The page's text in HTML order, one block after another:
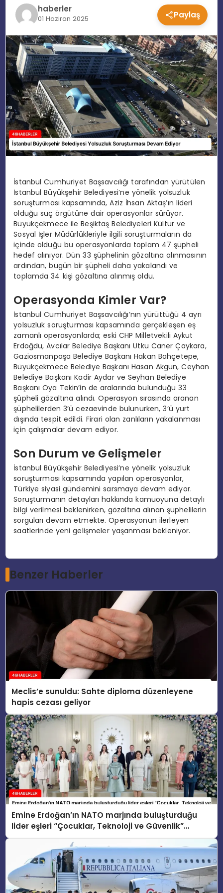
EĞITIM
MAGAZIN
SPOR
YAŞAM
haberler
01 Haziran 2025 Paylaş
İstanbul Cumhuriyet Başsavcılığı tarafından yürütülen
İstanbul Büyükşehir Belediyesi’ne yönelik yolsuzluk
soruşturması kapsamında, Aziz İhsan Aktaş’ın lideri
olduğu suç örgütüne dair operasyonlar sürüyor.
Büyükçekmece ile Beşiktaş Belediyeleri Kültür ve
Sosyal İşler Müdürlükleriyle ilgili soruşturmaların da
içinde olduğu bu operasyonlarda toplam 47 şüpheli
hedef alınıyor. Dün 33 şüphelinin gözaltına alınmasının
ardından, bugün bir şüpheli daha yakalandı ve
toplamda 34 kişi gözaltına alınmış oldu.
Operasyonda Kimler Var?
İstanbul Cumhuriyet Başsavcılığı’nın yürüttüğü 4 ayrı
yolsuzluk soruşturması kapsamında gerçekleşen eş
zamanlı operasyonlarda; eski CHP Milletvekili Aykut
Erdoğdu, Avcılar Belediye Başkanı Utku Caner Çaykara,
Gaziosmanpaşa Belediye Başkanı Hakan Bahçetepe,
Büyükçekmece Belediye Başkanı Hasan Akgün, Ceyhan
Belediye Başkanı Kadir Aydar ve Seyhan Belediye
Başkanı Oya Tekin’in de aralarında bulunduğu 33
şüpheli gözaltına alındı. Operasyon sırasında aranan
şüphelilerden 3’ü cezaevinde bulunurken, 3’ü yurt
dışında tespit edildi. Firari olan zanlıların yakalanması
için çalışmalar devam ediyor.
Son Durum ve Gelişmeler
İstanbul Büyükşehir Belediyesi’ne yönelik yolsuzluk
soruşturması kapsamında yapılan operasyonlar,
Türkiye siyasi gündemini sarsmaya devam ediyor.
Soruşturmanın detayları hakkında kamuoyuna detaylı
bilgi verilmesi beklenirken, gözaltına alınan şüphelilerin
sorguları devam etmekte. Operasyonun ilerleyen
saatlerinde yeni gelişmeler yaşanması bekleniyor.
Benzer Haberler
Meclis’e sunuldu: Sahte diploma düzenleyene
hapis cezası geliyor
Emine Erdoğan’ın NATO marjında buluşturduğu
lider eşleri “Çocuklar, Teknoloji ve Güvenlik”
konusunu ele aldı